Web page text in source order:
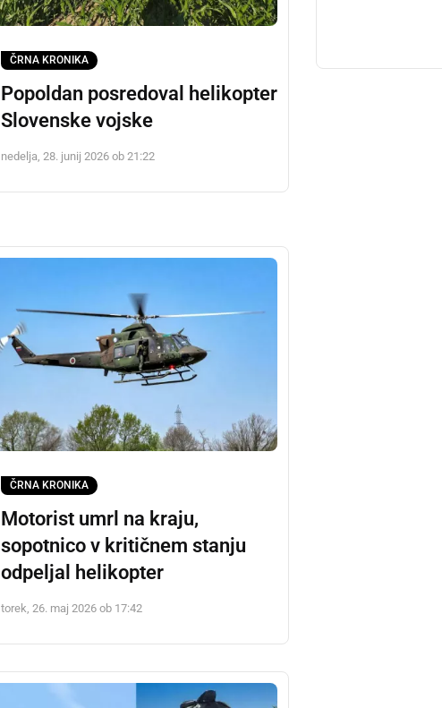
ČRNA KRONIKA
Popoldan posredoval helikopter
Slovenske vojske
nedelja, 28. junij 2026 ob 21:22
ČRNA KRONIKA
Motorist umrl na kraju,
sopotnico v kritičnem stanju
odpeljal helikopter
torek, 26. maj 2026 ob 17:42